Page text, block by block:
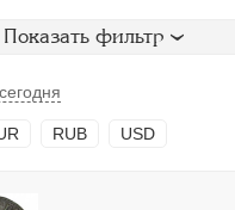
Показать фильтр
RUB USD